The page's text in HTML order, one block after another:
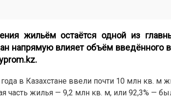
жильём остаётся одной из
напрямую влияет объём введённого
года в Казахстане ввели почти 10 млн кв.
часть жилья — 9,2 млн кв. м, или 92,3% —